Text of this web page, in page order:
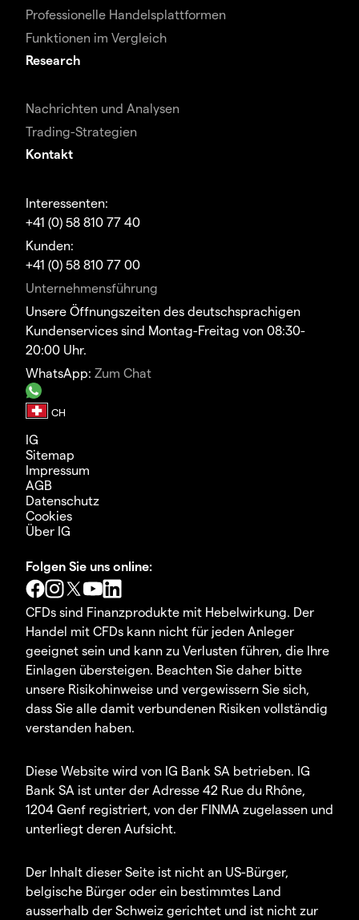
Professionelle Handelsplattformen
Funktionen im Vergleich
Research
Nachrichten und Analysen
Trading-Strategien
Kontakt
Interessenten:
+41 (0) 58 810 77 40
Kunden:
+41 (0) 58 810 77 00
Unternehmensführung
Unsere Öffnungszeiten des deutschsprachigen
Kundenservices sind Montag-Freitag von 08:30-
20:00 Uhr.
WhatsApp: Zum Chat
IG
Sitemap
Impressum
AGB
Datenschutz
Cookies
Über IG
Folgen Sie uns online:
CFDs sind Finanzprodukte mit Hebelwirkung. Der
Handel mit CFDs kann nicht für jeden Anleger
geeignet sein und kann zu Verlusten führen, die Ihre
Einlagen übersteigen. Beachten Sie daher bitte
unsere Risikohinweise und vergewissern Sie sich,
dass Sie alle damit verbundenen Risiken vollständig
verstanden haben.
Diese Website wird von IG Bank SA betrieben. IG
Bank SA ist unter der Adresse 42 Rue du Rhône,
1204 Genf registriert, von der FINMA zugelassen und
unterliegt deren Aufsicht.
Der Inhalt dieser Seite ist nicht an US-Bürger,
belgische Bürger oder ein bestimmtes Land
ausserhalb der Schweiz gerichtet und ist nicht zur